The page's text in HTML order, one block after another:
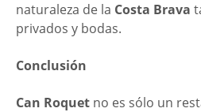
naturaleza de la Costa Brava
privados y bodas.
Conclusión
Can Roquet no es sólo un